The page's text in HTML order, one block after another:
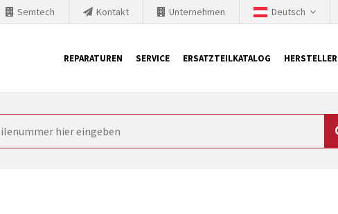
Deutsch
Unternehmen
Kontakt
Semtech
REPARATUREN SERVICE ERSATZTEILKATALOG HERSTELLER
Siemens